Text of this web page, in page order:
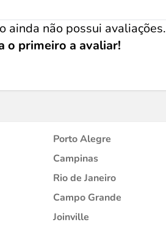
ainda não possui avaliações.
o primeiro a avaliar!
Porto Alegre
Campinas
Rio de Janeiro
Campo Grande
Joinville